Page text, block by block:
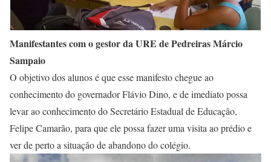
Manifestantes com o gestor da URE de Pedreiras Márcio
Sampaio
O objetivo dos alunos é que esse manifesto chegue ao
conhecimento do governador Flávio Dino, e de imediato possa
levar ao conhecimento do Secretário Estadual de Educação,
Felipe Camarão, para que ele possa fazer uma visita ao prédio e
ver de perto a situação de abandono do colégio.